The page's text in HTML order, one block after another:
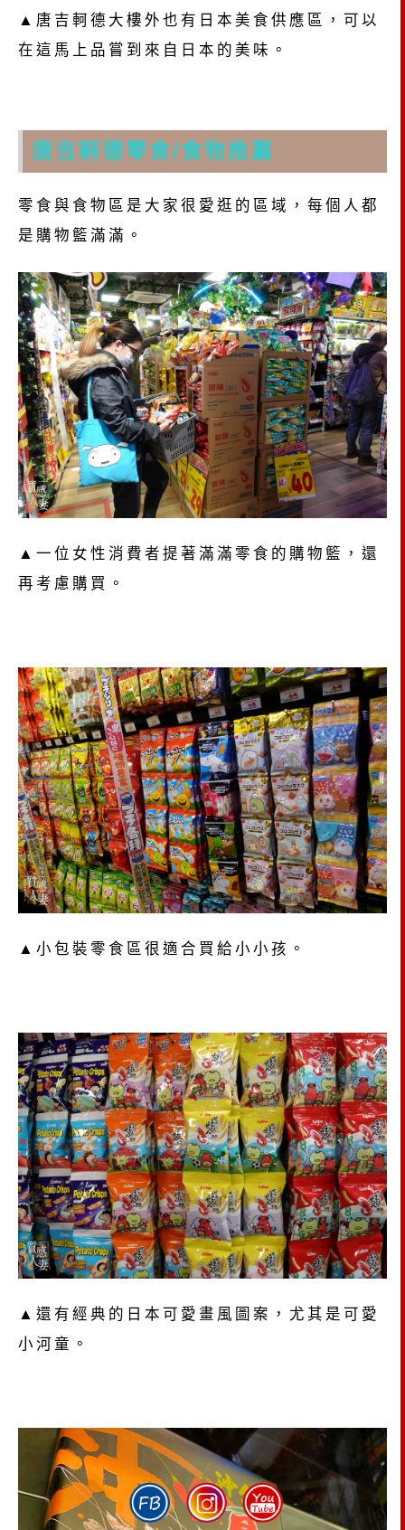
▲唐吉軻德大樓外也有日本美食供應區，可以
在這馬上品嘗到來自日本的美味。
唐吉軻德零食/食物推薦
零食與食物區是大家很愛逛的區域，每個人都
是購物籃滿滿。
▲一位女性消費者提著滿滿零食的購物籃，還
再考慮購買。
▲小包裝零食區很適合買給小小孩。
▲還有經典的日本可愛畫風圖案，尤其是可愛
小河童。